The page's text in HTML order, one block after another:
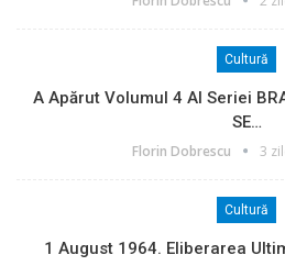
Cultură
A Apărut Volumul 4 Al Seriei
SE…
Florin Dobrescu 3
Cultură
1 August 1964. Eliberarea